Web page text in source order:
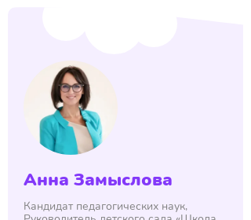
Анна Замыслова
Кандидат педагогических наук,